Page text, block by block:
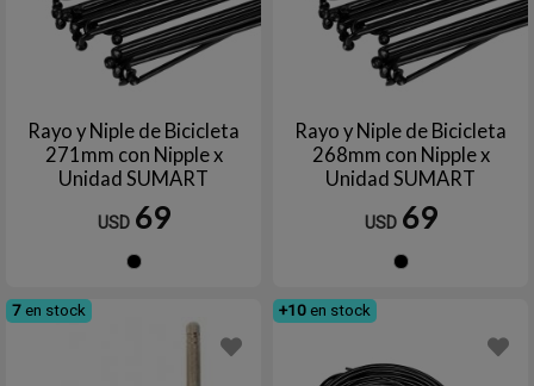
Rayo y Niple de Bicicleta
271mm con Nipple x
Unidad SUMART
USD 69
Rayo y Niple de Bicicleta
268mm con Nipple x
Unidad SUMART
USD 69
7 en stock +10 en stock